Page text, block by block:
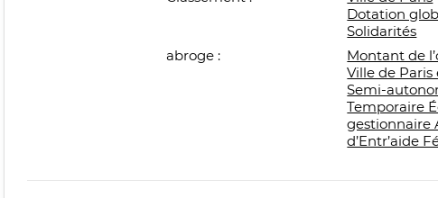
Dotation
Solidarités
abroge :
Montant de
Ville de
Semi-
Temporaire
gestionnaire
d’Entr’aide